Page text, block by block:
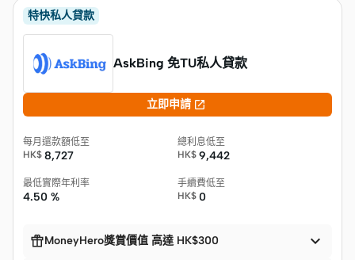
特快私人貸款
AskBing 免TU私人貸款
立即申請 
每月還款額低至
HK$ 8,727
總利息低至
HK$ 9,442
最低實際年利率
4.50 %
手續費低至
HK$ 0
MoneyHero獎賞價值 高達 HK$300 